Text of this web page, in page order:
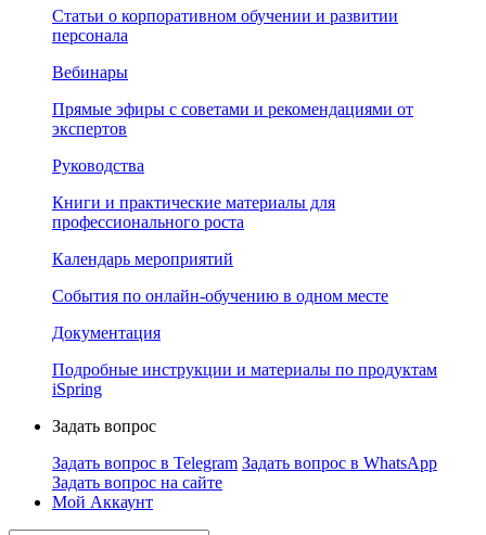
Статьи о корпоративном обучении и развитии
персонала
Вебинары
Прямые эфиры с советами и рекомендациями от
экспертов
Руководства
Книги и практические материалы для
профессионального роста
Календарь мероприятий
События по онлайн-обучению в одном месте
Документация
Подробные инструкции и материалы по продуктам
iSpring
Задать вопрос
Задать вопрос в Telegram Задать вопрос в WhatsApp
Задать вопрос на сайте
Мой Аккаунт